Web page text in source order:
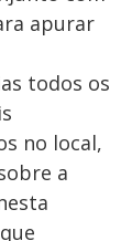
apurar
todos os
no local,
a